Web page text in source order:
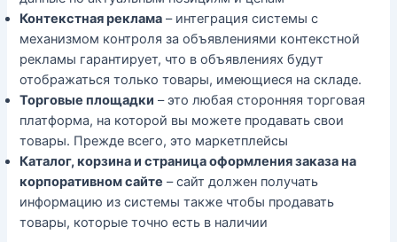
Контекстная реклама – интеграция системы с
механизмом контроля за объявлениями контекстной
рекламы гарантирует, что в объявлениях будут
отображаться только товары, имеющиеся на складе.
Торговые площадки – это любая сторонняя торговая
платформа, на которой вы можете продавать свои
товары. Прежде всего, это маркетплейсы
Каталог, корзина и страница оформления заказа на
корпоративном сайте – сайт должен получать
информацию из системы также чтобы продавать
товары, которые точно есть в наличии